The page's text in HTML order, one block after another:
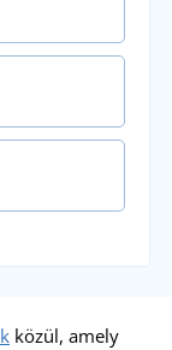
közül, amely